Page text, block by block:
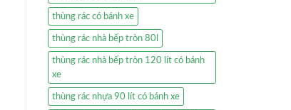
thùng rác có bánh xe
thùng rác nhà bếp tròn 80l
thùng rác nhà bếp tròn 120 lít có bánh
xe
thùng rác nhựa 90 lít có bánh xe